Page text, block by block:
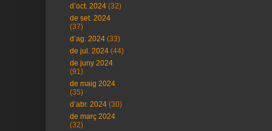
d’oct. 2024 (32)
de set. 2024
(37)
d’ag. 2024 (33)
de jul. 2024 (44)
de juny 2024
(91)
de maig 2024
(35)
d’abr. 2024 (30)
de març 2024
(32)